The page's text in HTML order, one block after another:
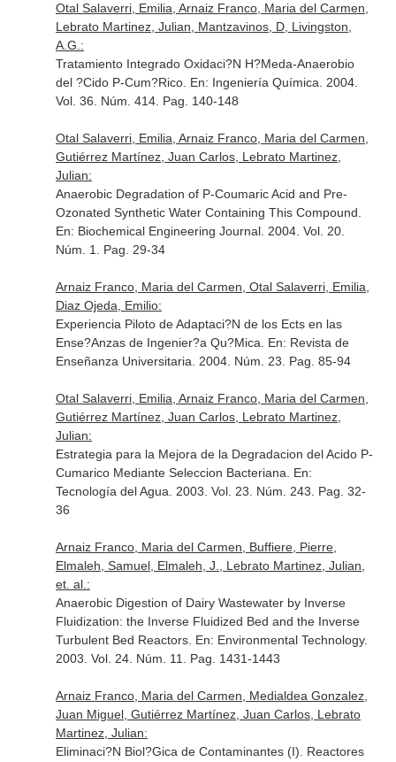
Otal Salaverri, Emilia, Arnaiz Franco, Maria del Carmen,
Lebrato Martinez, Julian, Mantzavinos, D, Livingston,
A.G.:
Tratamiento Integrado Oxidaci?N H?Meda-Anaerobio
del ?Cido P-Cum?Rico. En: Ingeniería Química . 2004.
Vol. 36. Núm. 414. Pag. 140-148
Otal Salaverri, Emilia, Arnaiz Franco, Maria del Carmen,
Gutiérrez Martínez, Juan Carlos, Lebrato Martinez,
Julian:
Anaerobic Degradation of P-Coumaric Acid and Pre-
Ozonated Synthetic Water Containing This Compound.
En: Biochemical Engineering Journal. 2004. Vol. 20.
Núm. 1. Pag. 29-34
Arnaiz Franco, Maria del Carmen, Otal Salaverri, Emilia,
Diaz Ojeda, Emilio:
Experiencia Piloto de Adaptaci?N de los Ects en las
Ense?Anzas de Ingenier?a Qu?Mica. En: Revista de
Enseñanza Universitaria . 2004. Núm. 23. Pag. 85-94
Otal Salaverri, Emilia, Arnaiz Franco, Maria del Carmen,
Gutiérrez Martínez, Juan Carlos, Lebrato Martinez,
Julian:
Estrategia para la Mejora de la Degradacion del Acido P-
Cumarico Mediante Seleccion Bacteriana. En:
Tecnología del Agua . 2003. Vol. 23. Núm. 243. Pag. 32-
36
Arnaiz Franco, Maria del Carmen, Buffiere, Pierre,
Elmaleh, Samuel, Elmaleh, J., Lebrato Martinez, Julian,
et. al.:
Anaerobic Digestion of Dairy Wastewater by Inverse
Fluidization: the Inverse Fluidized Bed and the Inverse
Turbulent Bed Reactors. En: Environmental Technology.
2003. Vol. 24. Núm. 11. Pag. 1431-1443
Arnaiz Franco, Maria del Carmen, Medialdea Gonzalez,
Juan Miguel, Gutiérrez Martínez, Juan Carlos, Lebrato
Martinez, Julian:
Eliminaci?N Biol?Gica de Contaminantes (I). Reactores